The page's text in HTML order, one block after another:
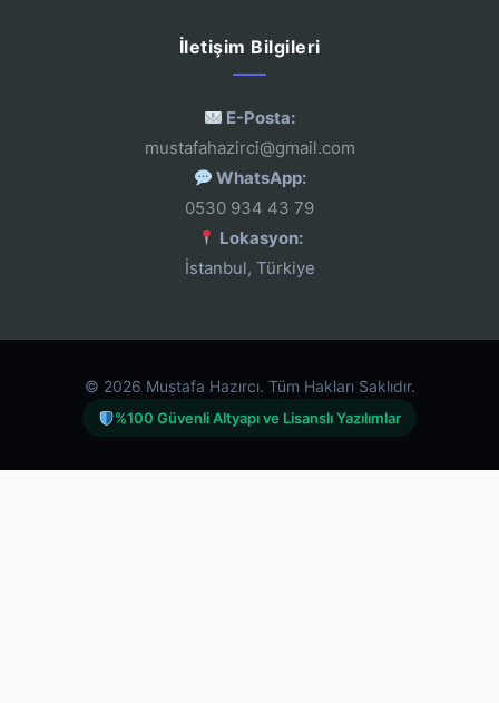
İletişim Bilgileri
E-Posta:
mustafahazirci@gmail.com
WhatsApp:
0530 934 43 79
Lokasyon:
İstanbul, Türkiye
© 2026 Mustafa Hazırcı. Tüm Hakları Saklıdır.
%100 Güvenli Altyapı ve Lisanslı Yazılımlar